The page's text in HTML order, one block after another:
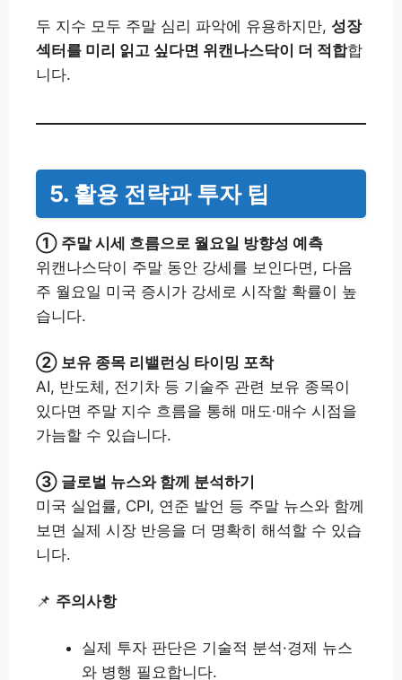
두 지수 모두 주말 심리 파악에 유용하지만, 성장
섹터를 미리 읽고 싶다면 위캔나스닥이 더 적합합
니다.
5. 활용 전략과 투자 팁
① 주말 시세 흐름으로 월요일 방향성 예측
위캔나스닥이 주말 동안 강세를 보인다면, 다음
주 월요일 미국 증시가 강세로 시작할 확률이 높
습니다.
② 보유 종목 리밸런싱 타이밍 포착
AI, 반도체, 전기차 등 기술주 관련 보유 종목이
있다면 주말 지수 흐름을 통해 매도·매수 시점을
가늠할 수 있습니다.
③ 글로벌 뉴스와 함께 분석하기
미국 실업률, CPI, 연준 발언 등 주말 뉴스와 함께
보면 실제 시장 반응을 더 명확히 해석할 수 있습
니다.
📌 주의사항
실제 투자 판단은 기술적 분석·경제 뉴스
와 병행 필요합니다.